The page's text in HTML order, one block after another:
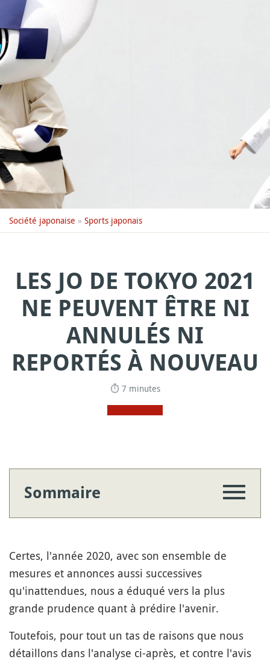
Société japonaise » Sports japonais
LES JO DE TOKYO 2021
NE PEUVENT ÊTRE NI
ANNULÉS NI
REPORTÉS À NOUVEAU
⏱ 7 minutes
Sommaire
Certes, l'année 2020, avec son ensemble de
mesures et annonces aussi successives
qu'inattendues, nous a éduqué vers la plus
grande prudence quant à prédire l'avenir.
Toutefois, pour tout un tas de raisons que nous
détaillons dans l'analyse ci-après, et contre l'avis